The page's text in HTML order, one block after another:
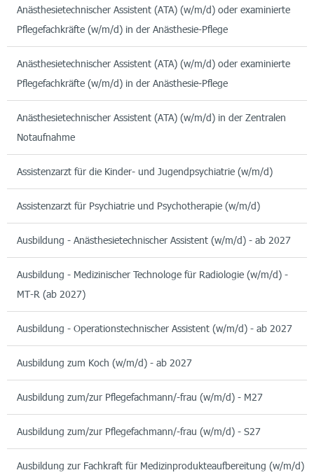
Anästhesietechnischer Assistent (ATA) (w/m/d) oder examinierte
Pflegefachkräfte (w/m/d) in der Anästhesie-Pflege
Anästhesietechnischer Assistent (ATA) (w/m/d) oder examinierte
Pflegefachkräfte (w/m/d) in der Anästhesie-Pflege
Anästhesietechnischer Assistent (ATA) (w/m/d) in der Zentralen
Notaufnahme
Assistenzarzt für die Kinder- und Jugendpsychiatrie (w/m/d)
Assistenzarzt für Psychiatrie und Psychotherapie (w/m/d)
Ausbildung - Anästhesietechnischer Assistent (w/m/d) - ab 2027
Ausbildung - Medizinischer Technologe für Radiologie (w/m/d) -
MT-R (ab 2027)
Ausbildung - Operationstechnischer Assistent (w/m/d) - ab 2027
Ausbildung zum Koch (w/m/d) - ab 2027
Ausbildung zum/zur Pflegefachmann/-frau (w/m/d) - M27
Ausbildung zum/zur Pflegefachmann/-frau (w/m/d) - S27
Ausbildung zur Fachkraft für Medizinprodukteaufbereitung (w/m/d)